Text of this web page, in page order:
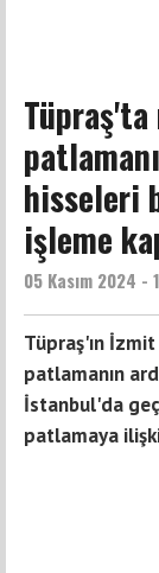
hisseleri
işleme
05 Kasım 2024 -
Tüpraş'ın
patlamanın
İstanbul'da
patlamaya